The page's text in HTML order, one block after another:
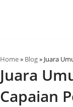
Home» Blog» Juara
Juara
Capaian